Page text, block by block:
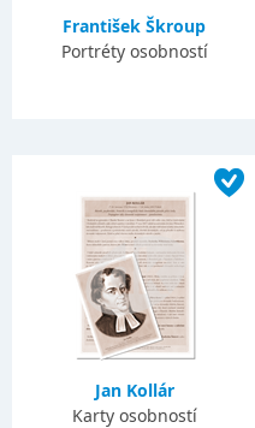
František Škroup
Portréty osobností
Jan Kollár
Karty osobností